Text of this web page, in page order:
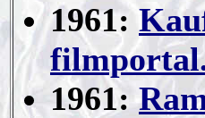
1961:
1961: